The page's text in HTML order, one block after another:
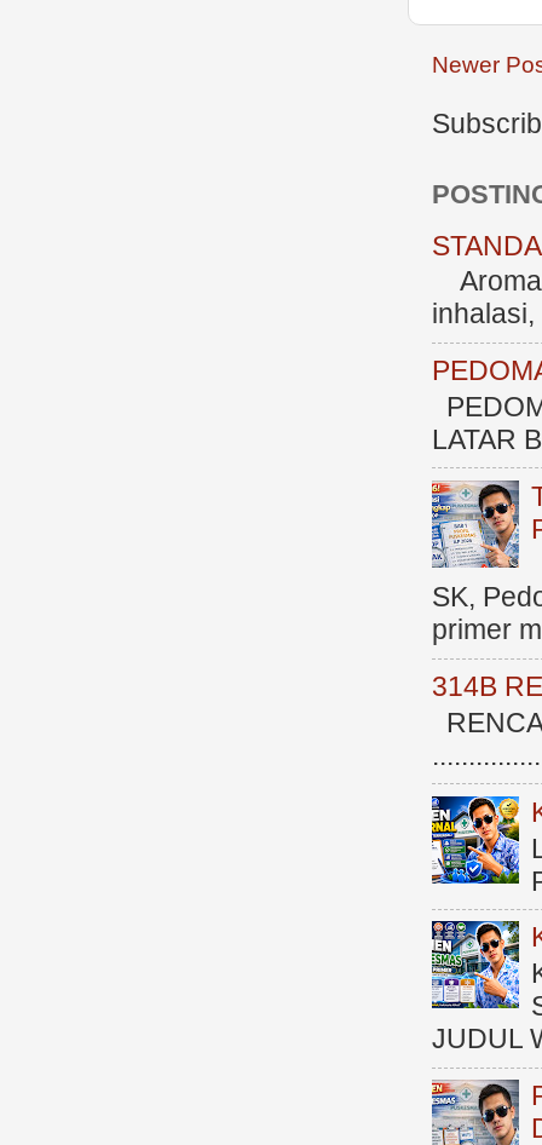
Newer
LATAR
SK,
primer
314B
JUDUL